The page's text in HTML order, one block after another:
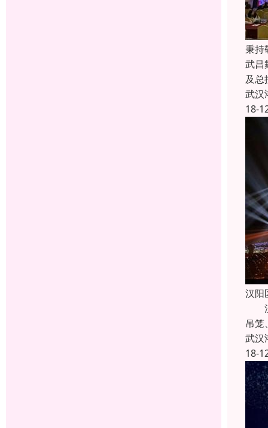
秉持
武昌
及总
武汉
18-
汉阳
汉
吊
武汉
18-